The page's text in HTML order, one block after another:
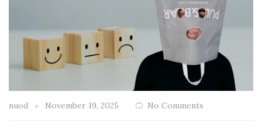
nuod November 19, 2025 No Comments